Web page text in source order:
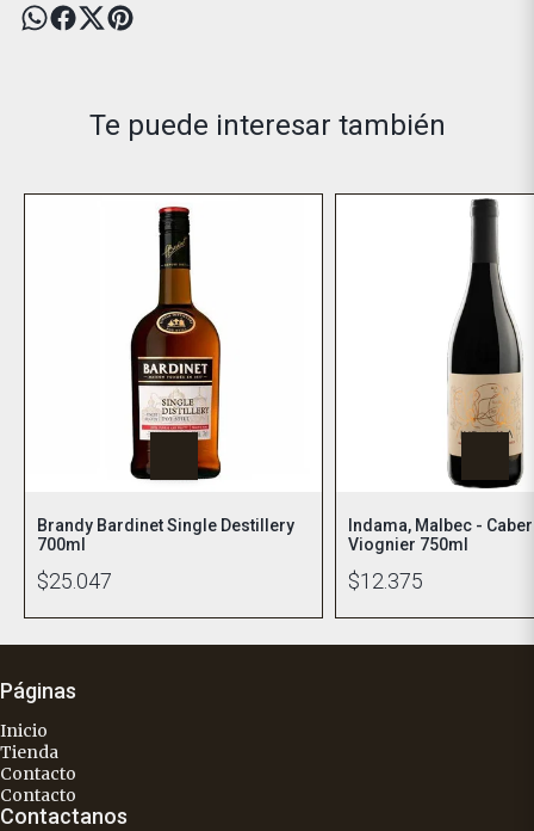
Te puede interesar también
Brandy Bardinet Single Destillery
700ml
$25.047
Indama, Malbec -
Viognier 750ml
$12.375
Páginas
Inicio
Tienda
Contacto
Contacto
Contactanos